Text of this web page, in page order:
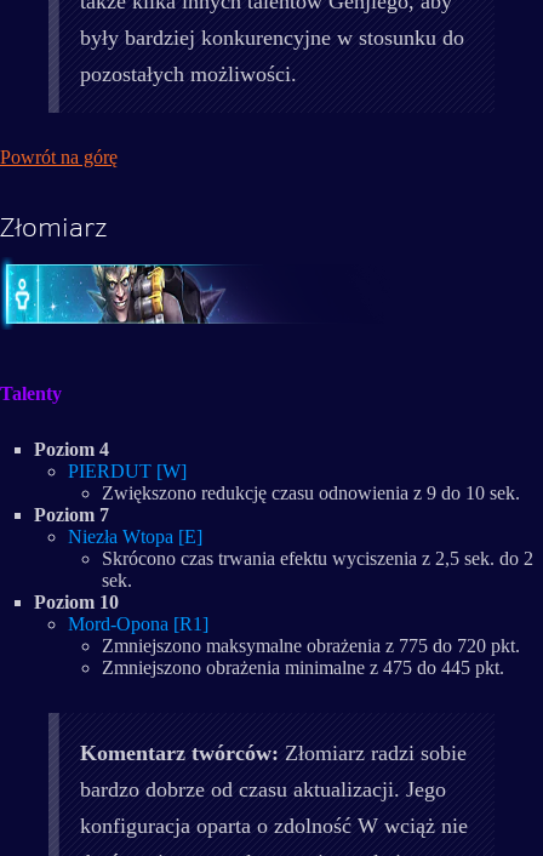
były bardziej konkurencyjne w stosunku do
pozostałych możliwości.
Powrót na górę
Złomiarz
Talenty
Poziom 4
PIERDUT [W]
Zwiększono redukcję czasu odnowienia z 9 do 10 sek.
Poziom 7
Niezła Wtopa [E]
Skrócono czas trwania efektu wyciszenia z 2,5 sek. do 2
sek.
Poziom 10
Mord-Opona [R1]
Zmniejszono maksymalne obrażenia z 775 do 720 pkt.
Zmniejszono obrażenia minimalne z 475 do 445 pkt.
Komentarz twórców: Złomiarz radzi sobie
bardzo dobrze od czasu aktualizacji. Jego
konfiguracja oparta o zdolność W wciąż nie